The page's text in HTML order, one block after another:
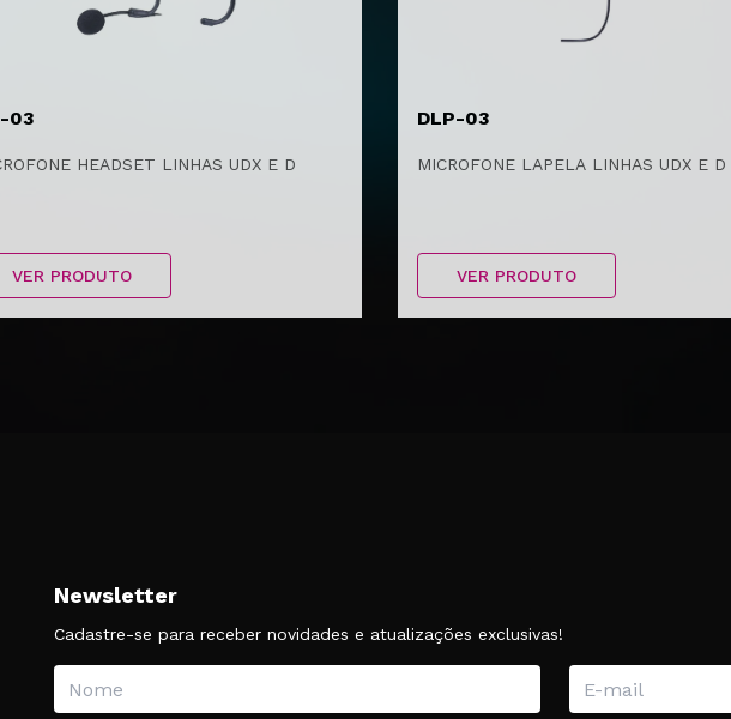
03
HEADSET LINHAS UDX E D
VER PRODUTO
DLP-03
MICROFONE LAPELA LINHAS UDX E D
VER PRODUTO
Newsletter
Cadastre-se para receber novidades e atualizações exclusivas!